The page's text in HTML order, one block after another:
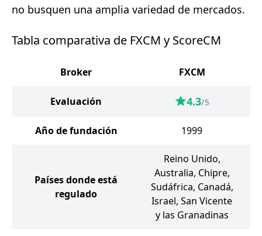
no busquen una amplia variedad de mercados.
Tabla comparativa de FXCM y ScoreCM
Broker FXCM
Evaluación 4.3/5
Año de fundación 1999
Países donde está
regulado
Reino Unido,
Australia, Chipre,
Sudáfrica, Canadá,
Israel, San Vicente
y las Granadinas